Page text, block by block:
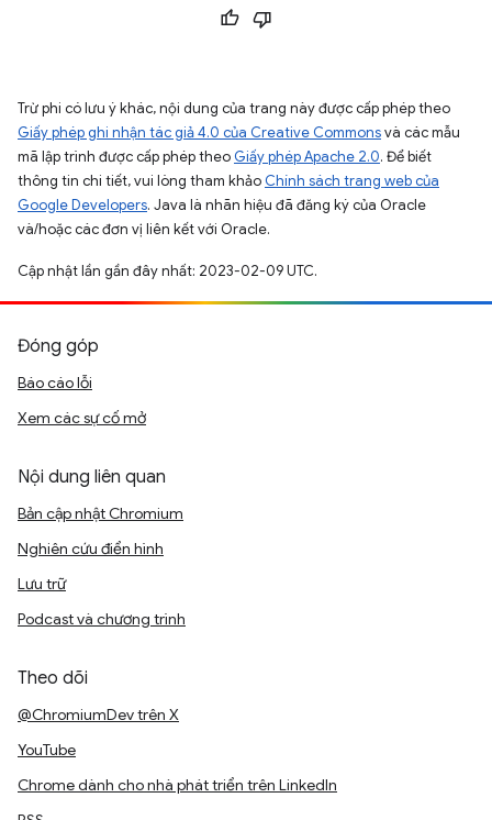
Trừ phi có lưu ý khác, nội dung của trang này được cấp phép theo
Giấy phép ghi nhận tác giả 4.0 của Creative Commonsvà các mẫu
mã lập trình được cấp phép theo Giấy phép Apache 2.0. Để biết
thông tin chi tiết, vui lòng tham khảo Chính sách trang web của
Google Developers. Java là nhãn hiệu đã đăng ký của Oracle
và/hoặc các đơn vị liên kết với Oracle.
Cập nhật lần gần đây nhất: 2023-02-09 UTC.
Đóng góp
Báo cáo lỗi
Xem các sự cố mở
Nội dung liên quan
Bản cập nhật Chromium
Nghiên cứu điển hình
Lưu trữ
Podcast và chương trình
Theo dõi
@ChromiumDev trên X
YouTube
Chrome dành cho nhà phát triển trên LinkedIn